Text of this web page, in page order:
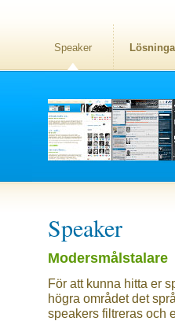
Speaker
Speaker
Modersmålstalare
För att kunna hitta er
högra området det
speakers filtreras och